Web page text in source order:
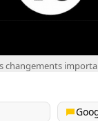
changements